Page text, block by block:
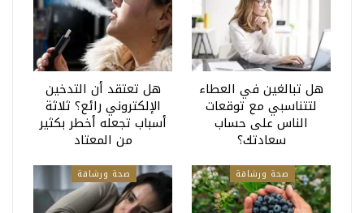
هل تبالغين في العطاء
لتتناسبي مع توقعات
الناس على حساب
سعادتك؟
هل تعتقد أن التدخين
الإلكتروني رائع؟ ثلاثة
أسباب تجعله أخطر بكثير
من المعتاد
صحة ورشاقة صحة ورشاقة